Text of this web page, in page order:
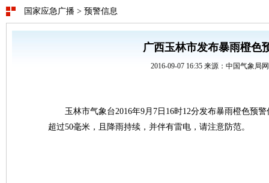
国家应急广播 > 预警信息
广西玉林市发布暴雨橙色
2016-09-07 16:35 来源：中国气象局
玉林市气象台2016年9月7日16时12分发布暴雨橙色预
超过50毫米，且降雨持续，并伴有雷电，请注意防范。